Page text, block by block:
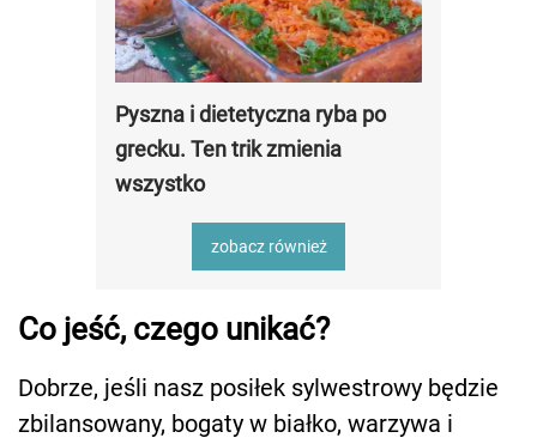
Pyszna i dietetyczna ryba po
grecku. Ten trik zmienia
wszystko
zobacz również
Co jeść, czego unikać?
Dobrze, jeśli nasz posiłek sylwestrowy będzie
zbilansowany, bogaty w białko, warzywa i